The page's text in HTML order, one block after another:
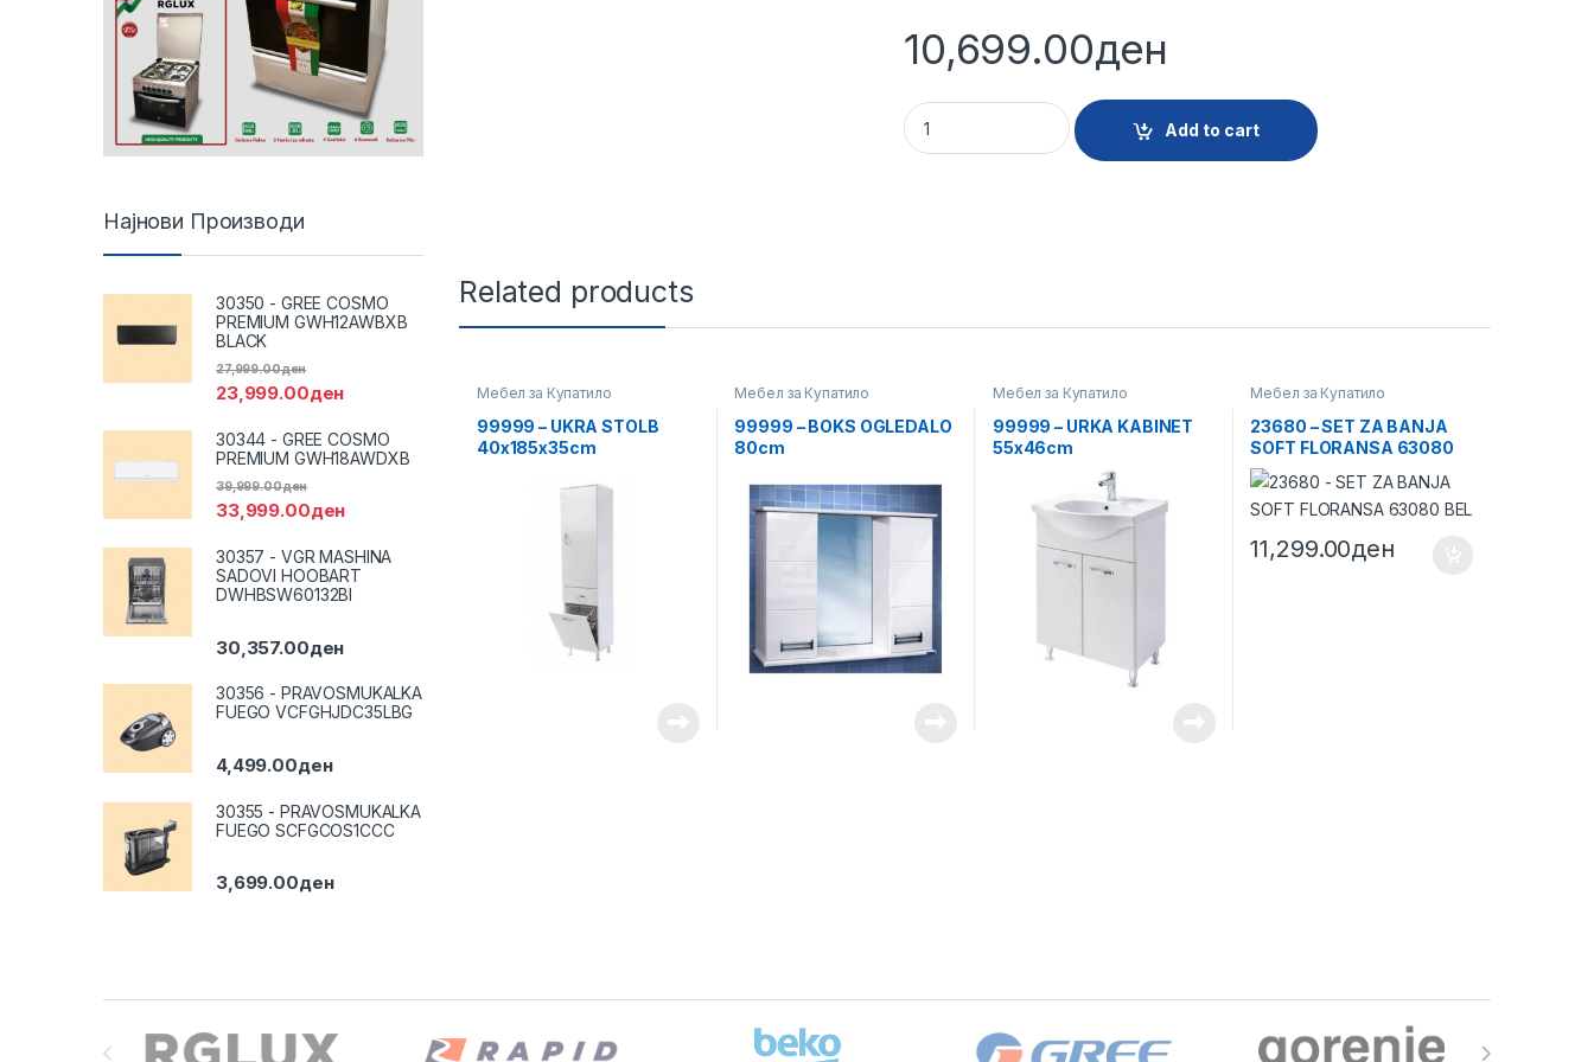
10,699.00ден
11106 - SET ZA BANJA SLN22065 - BEL quantity
Add to cart
Related products
Мебел за Купатило
99999 – UKRA STOLB
40x185x35cm
Мебел за Купатило
99999 – BOKS OGLEDALO
80cm
Мебел за Купатило
99999 – URKA KABINET
55х46cm
Мебел за Купатило
23680 – SET ZA BANJA
SOFT FLORANSA 63080
BEL
11,299.00ден
Најнови Производи
30350 - GREE COSMO
PREMIUM GWH12AWBXB
BLACK
23,999.00ден
27,999.00ден
30344 - GREE COSMO
PREMIUM GWH18AWDXB
33,999.00ден
39,999.00ден
30357 - VGR MASHINA
SADOVI HOOBART
DWHBSW60132BI
30,357.00ден
30356 - PRAVOSMUKALKA
FUEGO VCFGHJDC35LBG
4,499.00ден
30355 - PRAVOSMUKALKA
FUEGO SCFGCOS1CCC
3,699.00ден